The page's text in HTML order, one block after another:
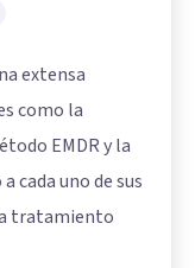
extensa
como la
EMDR y la
cada uno de sus
tratamiento